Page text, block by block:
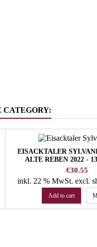
CATEGORY:
EISACKTALER
ALTE REBEN 2022 -
PACHERHOF
Price
€30.55
inkl. 22 % MwSt.excl.
Add to cart